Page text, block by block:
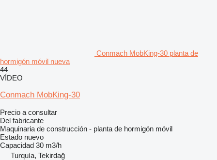
Conmach MobKing-30 planta de
hormigón móvil nueva
44
VÍDEO
Conmach MobKing-30
Precio a consultar
Del fabricante
Maquinaria de construcción - planta de hormigón móvil
Estado nuevo
Capacidad 30 m3/h
Turquía, Tekirdağ